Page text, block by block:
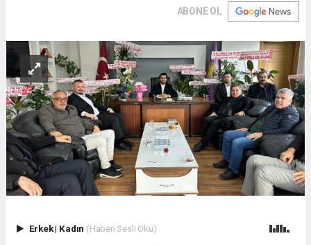
ABONE OL
Erkek| Kadın (Haberi Sesli Oku)